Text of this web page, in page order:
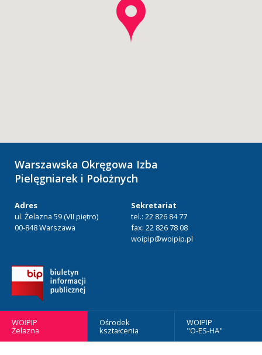
Warszawska Okręgowa Izba
Pielęgniarek i Położnych
Adres
ul. Żelazna 59 (VII piętro)
00-848 Warszawa
Sekretariat
tel.: 22 826 84 77
fax: 22 826 78 08
woipip@woipip.pl
WOIPIP
Żelazna
Ośrodek
kształcenia
WOIPIP
"O-ES-HA"